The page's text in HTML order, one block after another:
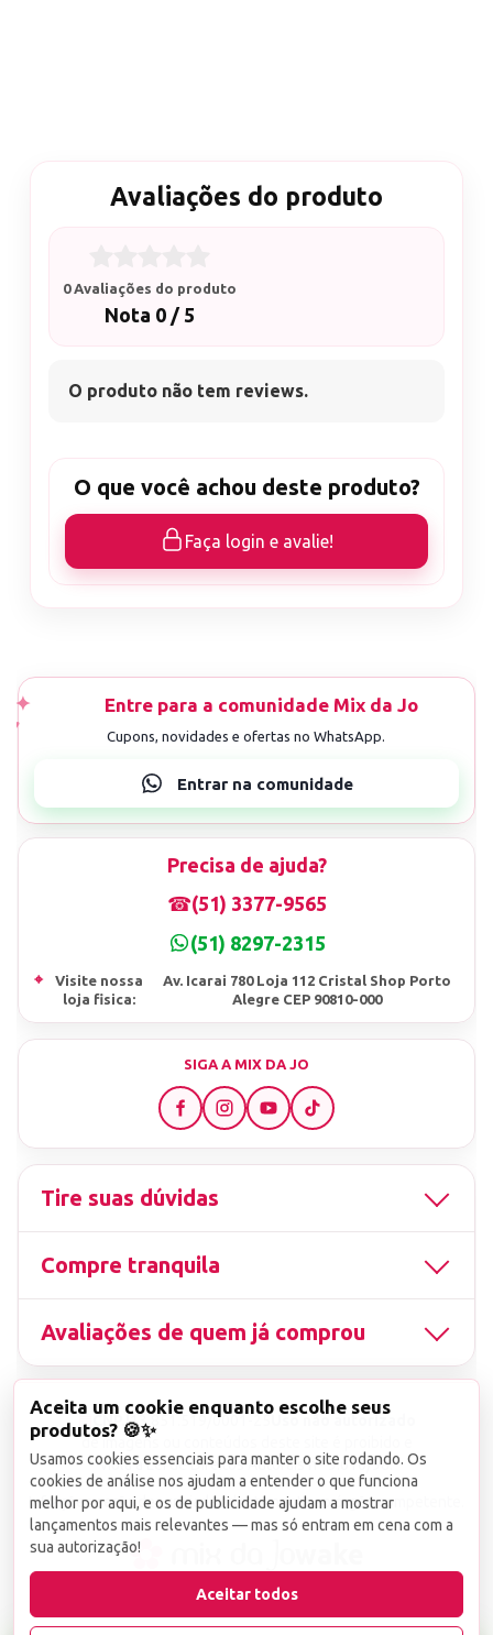
Avaliações do produto
0 Avaliações do produto
Nota 0 / 5
O produto não tem reviews.
O que você achou deste produto?
Faça login e avalie!
Precisa de ajuda?
☎(51) 3377-9565
(51) 8297-2315
⌖
Visite nossa
loja fisica:
Av. Icarai 780 Loja 112 Cristal Shop Porto
Alegre CEP 90810-000
SIGA A MIX DA JO
Tire suas dúvidas
Compre tranquila
Avaliações de quem já comprou
▤ CNPJ13.851.519/0001-25
de imagens ou conteúdos deste site é proibido e
viola a Lei de Direitos Autorais nº 9.610/98.
Infrações serão denunciadas diretamente ao órgão competente.
Aceita um cookie enquanto escolhe seus
produtos? 🍪✨
Usamos cookies essenciais para manter o site rodando. Os
cookies de análise nos ajudam a entender o que funciona
melhor por aqui, e os de publicidade ajudam a mostrar
lançamentos mais relevantes — mas só entram em cena com a
sua autorização!
Aceitar todos